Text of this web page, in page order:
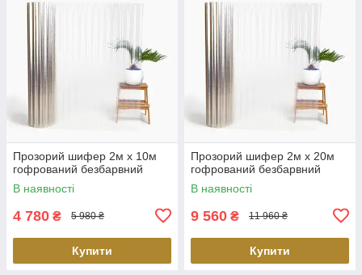
Прозорий шифер 2м х 10м
гофрований безбарвний
В наявності
4 780 ₴ 5 980 ₴
Купити
Прозорий шифер 2м х 20м
гофрований безбарвний
В наявності
9 560 ₴ 11 960 ₴
Купити